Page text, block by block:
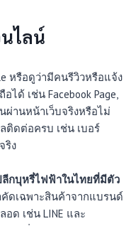
ไลน์
หรือดูว่ามีคนรีวิวหรือแจ้ง
ด้ เช่น Facebook Page,
ผ่านหน้าเว็บจริงหรือไม่
ติดต่อครบ เช่น เบอร์
ริง
ลีกบุหรี่ไฟฟ้าในไทยที่มีตัว
คัดเฉพาะสินค้าจากแบรนด์
ด เช่น LINE และ